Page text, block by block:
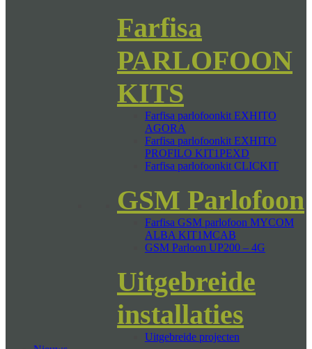
Farfisa
PARLOFOON
KITS
Farfisa parlofoonkit EXHITO
AGORA
Farfisa parlofoonkit EXHITO
PROFILO KIT1PEXD
Farfisa parlofoonkit CLICKIT
GSM Parlofoon
Farfisa GSM parlofoon MYCOM
ALBA KIT1MCAB
GSM Parloon UP200 – 4G
Uitgebreide
installaties
Uitgebreide projecten